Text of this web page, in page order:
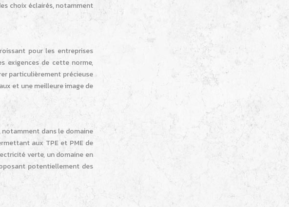
choix éclairés, notamment
pour les entreprises
exigences de cette norme,
particulièrement précieuse
et une meilleure image de
notamment dans le domaine
aux TPE et PME de
verte, un domaine en
potentiellement des